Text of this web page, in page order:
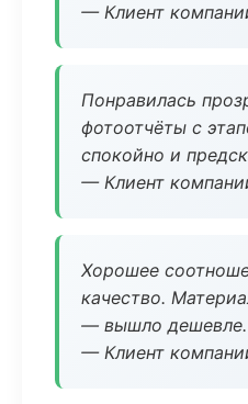
— Клиент
Понравилась
фотоотчёты с
спокойно и
— Клиент
Хорошее
качество.
— вышло дешевле.
— Клиент